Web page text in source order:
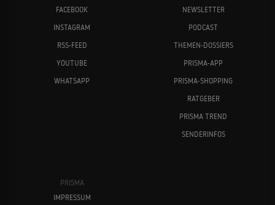
FACEBOOK
INSTAGRAM
RSS-FEED
YOUTUBE
WHATSAPP
NEWSLETTER
PODCAST
THEMEN-DOSSIERS
PRISMA-APP
PRISMA-SHOPPING
RATGEBER
PRISMA TREND
SENDERINFOS
PRISMA
IMPRESSUM